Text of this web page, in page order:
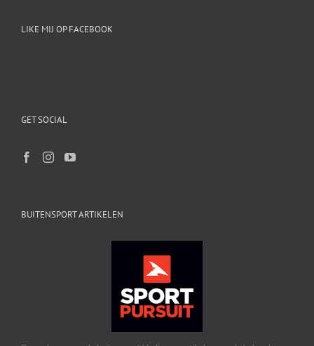
LIKE MIJ OP FACEBOOK
GET SOCIAL
BUITENSPORT ARTIKELEN